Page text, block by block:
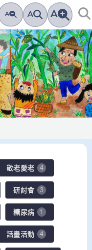
A A A
敬老愛老 4
研討會 3
糖尿病 1
話畫活動 4